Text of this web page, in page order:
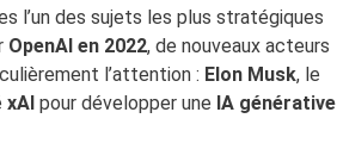
l’un des sujets les plus stratégiques
OpenAI en 2022, de nouveaux acteurs
l’attention : Elon Musk, le
xAI pour développer une IA générative